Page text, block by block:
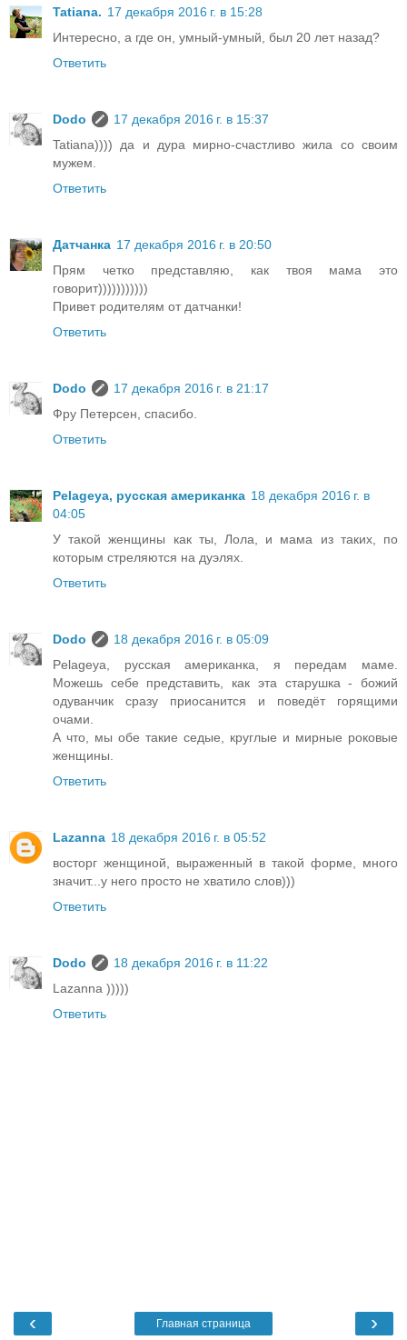
Tatiana. 17 декабря 2016 г. в 15:28
Интересно, а где он, умный-умный, был 20 лет назад?
Ответить
Dodo
17 декабря 2016 г. в 15:37
Tatiana)))) да и дура мирно-счастливо жила со своим
мужем.
Ответить
Датчанка 17 декабря 2016 г. в 20:50
Прям четко представляю, как твоя мама это
говорит)))))))))))
Привет родителям от датчанки!
Ответить
Dodo
17 декабря 2016 г. в 21:17
Фру Петерсен, спасибо.
Ответить
Pelageya, русская американка 18 декабря 2016 г. в
04:05
У такой женщины как ты, Лола, и мама из таких, по
которым стреляются на дуэлях.
Ответить
Dodo
18 декабря 2016 г. в 05:09
Pelageya, русская американка, я передам маме.
Можешь себе представить, как эта старушка - божий
одуванчик сразу приосанится и поведёт горящими
очами.
А что, мы обе такие седые, круглые и мирные роковые
женщины.
Ответить
Lazanna 18 декабря 2016 г. в 05:52
восторг женщиной, выраженный в такой форме, много
значит...у него просто не хватило слов)))
Ответить
Dodo
18 декабря 2016 г. в 11:22
Lazanna )))))
Ответить
‹ ›
Главная страница